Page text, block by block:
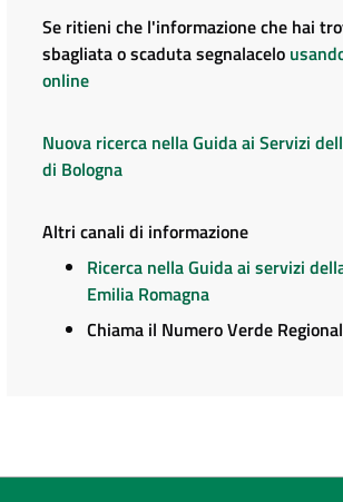
Se ritieni che l'informazione che hai
sbagliata o scaduta segnalacelo
online
Nuova ricerca nella Guida ai Servizi
di Bologna
Altri canali di informazione
Ricerca nella Guida ai servizi
Emilia Romagna
Chiama il Numero Verde